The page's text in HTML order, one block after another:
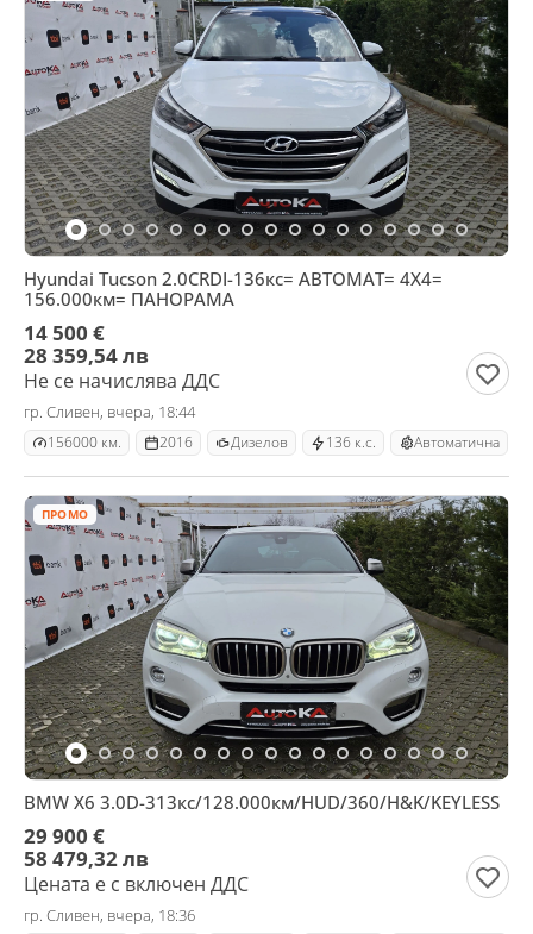
Hyundai Tucson 2.0CRDI-136кс= АВТОМАТ= 4Х4=
156.000км= ПАНОРАМА
14 500 €
28 359,54 лв
Не се начислява ДДС
гр. Сливен, вчера, 18:44
156000 км. 2016 Дизелов 136 к.с. Автоматична
ПРОМО
BMW X6 3.0D-313кс/128.000км/HUD/360/H&K/KEYLESS
29 900 €
58 479,32 лв
Цената е с включен ДДС
гр. Сливен, вчера, 18:36